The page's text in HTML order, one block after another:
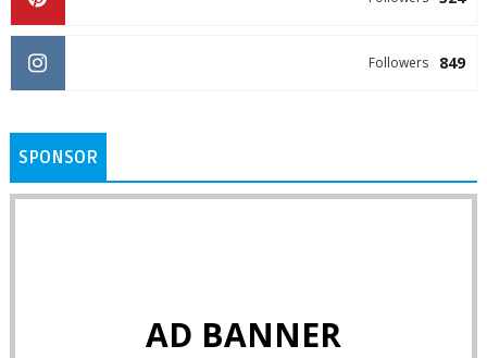
849
Followers
SPONSOR
AD BANNER